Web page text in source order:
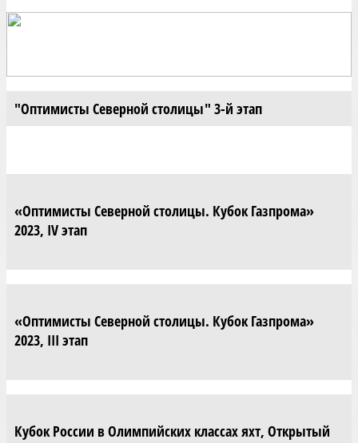
"Оптимисты Северной столицы" 3-й этап
«Оптимисты Северной столицы. Кубок Газпрома»
2023, IV этап
«Оптимисты Северной столицы. Кубок Газпрома»
2023, III этап
Кубок России в Олимпийских классах яхт, Открытый